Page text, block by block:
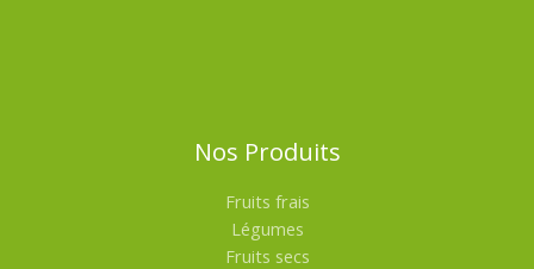
Nos Produits
Fruits frais
Légumes
Fruits secs